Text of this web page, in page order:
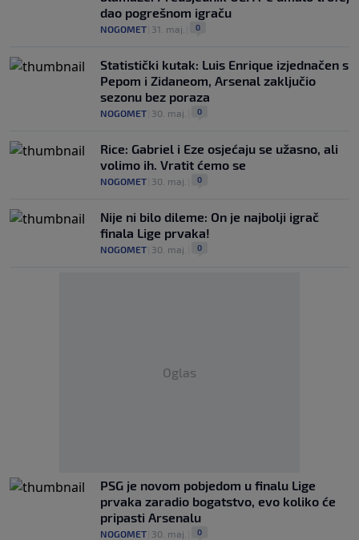
dao pogrešnom igraču
NOGOMET 31. maj. 0
Statistički kutak: Luis Enrique izjednačen s
Pepom i Zidaneom, Arsenal zaključio
sezonu bez poraza
NOGOMET 30. maj. 0
Rice: Gabriel i Eze osjećaju se užasno, ali
volimo ih. Vratit ćemo se
NOGOMET 30. maj. 0
Nije ni bilo dileme: On je najbolji igrač
finala Lige prvaka!
NOGOMET 30. maj. 0
Oglas
PSG je novom pobjedom u finalu Lige
prvaka zaradio bogatstvo, evo koliko će
pripasti Arsenalu
NOGOMET 30. maj. 0